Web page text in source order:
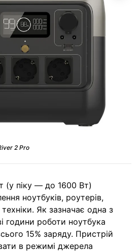
2 Pro
(у піку — до 1600 Вт)
ноутбуків, роутерів,
техніки. Як зазначає одна з
години роботи ноутбука
15% заряду. Пристрій
в режимі джерела